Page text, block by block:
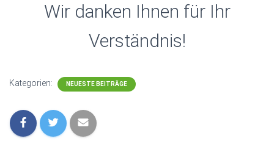
Wir danken Ihnen für Ihr
Verständnis!
Kategorien: NEUESTE BEITRÄGE